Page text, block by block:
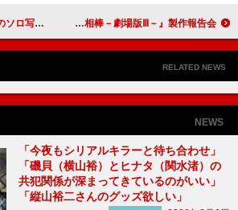
仕事充実させたい」 水谷豊「“ミスターサマー”と呼ばれている」 『相棒－劇場版Ⅲ－』製作報告会
RELATED NEWS
NEWS
「今夜もシリアルキラーと待ち合わせ」
「磯貝（横山裕）とヒナタ（関水渚）の
共犯関係が深まってきているのがいい」
「縦山裕二さんのグッズ欲しい」